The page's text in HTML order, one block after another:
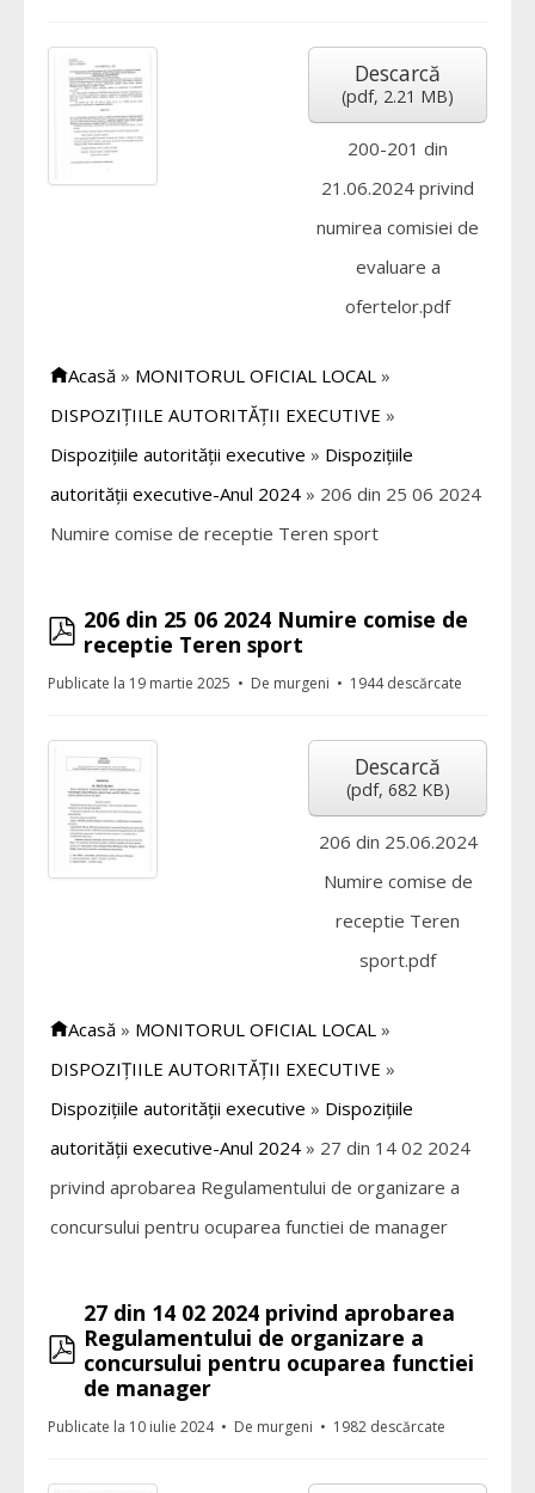
Descarcă
(pdf, 2.21 MB)
200-201 din
21.06.2024 privind
numirea comisiei de
evaluare a
ofertelor.pdf
Acasă » MONITORUL OFICIAL LOCAL »
DISPOZIȚIILE AUTORITĂȚII EXECUTIVE »
Dispozițiile autorității executive » Dispozițiile
autorității executive-Anul 2024 » 206 din 25 06 2024
Numire comise de receptie Teren sport
pdf
206 din 25 06 2024 Numire comise de
receptie Teren sport
Publicate la 19 martie 2025 De murgeni 1944 descărcate
Descarcă
(pdf, 682 KB)
206 din 25.06.2024
Numire comise de
receptie Teren
sport.pdf
Acasă » MONITORUL OFICIAL LOCAL »
DISPOZIȚIILE AUTORITĂȚII EXECUTIVE »
Dispozițiile autorității executive » Dispozițiile
autorității executive-Anul 2024 » 27 din 14 02 2024
privind aprobarea Regulamentului de organizare a
concursului pentru ocuparea functiei de manager
pdf
27 din 14 02 2024 privind aprobarea
Regulamentului de organizare a
concursului pentru ocuparea functiei
de manager
Publicate la 10 iulie 2024 De murgeni 1982 descărcate